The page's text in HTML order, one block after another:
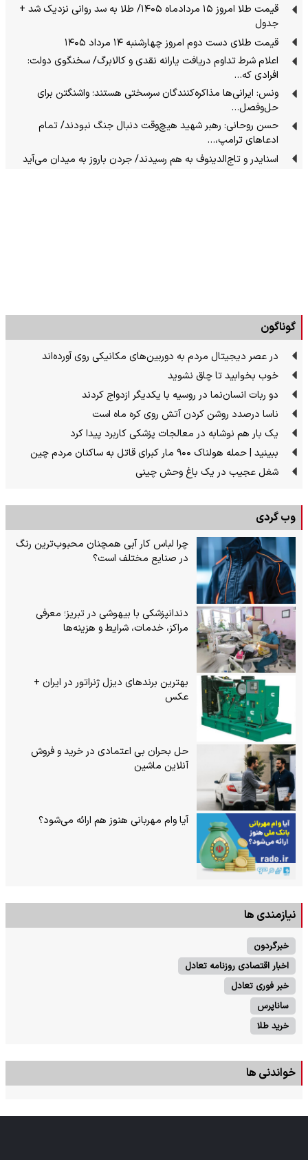
قیمت طلا امروز ۱۵ مردادماه ۱۴۰۵/ طلا به سد روانی نزدیک شد +
جدول
قیمت طلای دست دوم امروز چهارشنبه ۱۴ مرداد ۱۴۰۵
اعلام شرط تداوم دریافت یارانه نقدی و کالابرگ/ سخنگوی دولت:
افرادی که…
ونس: ایرانی‌ها مذاکره‌کنندگان سرسختی هستند؛ واشنگتن برای
حل‌وفصل…
حسن روحانی: رهبر شهید هیچ‌وقت دنبال جنگ نبودند/ تمام
ادعاهای ترامپ،…
اسنایدر و تاج‌الدینوف به هم رسیدند/ جردن باروز به میدان می‌آید
گوناگون
در عصر دیجیتال مردم به دوربین‌های مکانیکی روی آورده‌اند
خوب بخوابید تا چاق نشوید
دو ربات انسان‌نما در روسیه با یکدیگر ازدواج کردند
ناسا درصدد روشن کردن آتش روی کره ماه است
یک بار هم نوشابه در معالجات پزشکی کاربرد پیدا کرد
ببینید | حمله هولناک ۹۰۰ مار کبرای قاتل به ساکنان مردم چین
شغل عجیب در یک باغ وحش چینی
وب گردی
چرا لباس کار آبی همچنان محبوب‌ترین رنگ
در صنایع مختلف است؟
دندانپزشکی با بیهوشی در تبریز؛ معرفی
مراکز، خدمات، شرایط و هزینه‌ها
بهترین برندهای دیزل ژنراتور در ایران +
عکس
حل بحران بی‌ اعتمادی در خرید و فروش
آنلاین ماشین
آیا وام مهربانی هنوز هم ارائه می‌شود؟
نیازمندی ها
خبرگردون
اخبار اقتصادی روزنامه تعادل
خبر فوری تعادل
ساناپرس
خرید طلا
خواندنی ها